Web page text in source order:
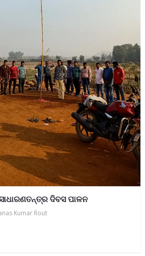
ଦିବସ ପାଳନ
Kumar Rout